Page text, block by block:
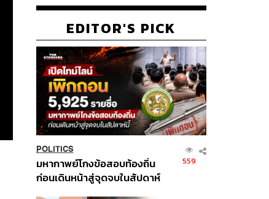
EDITOR'S PICK
POLITICS
มหากาพย์โกงข้อสอบท้องถิ่น
ก่อนเดินหน้าสู่จุดจบในสัปดาห์
559